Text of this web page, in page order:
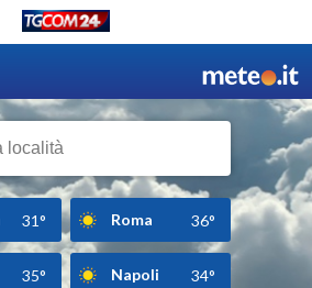
31° Roma 36°
35° Napoli 34°